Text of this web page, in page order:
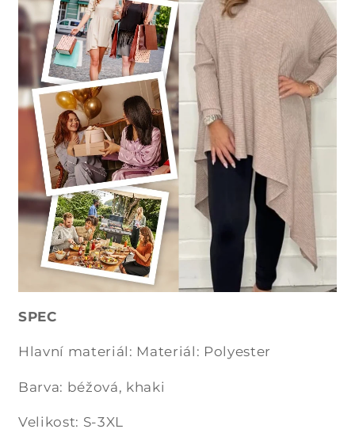
SPEC
Hlavní materiál: Materiál: Polyester
Barva: béžová, khaki
Velikost: S-3XL